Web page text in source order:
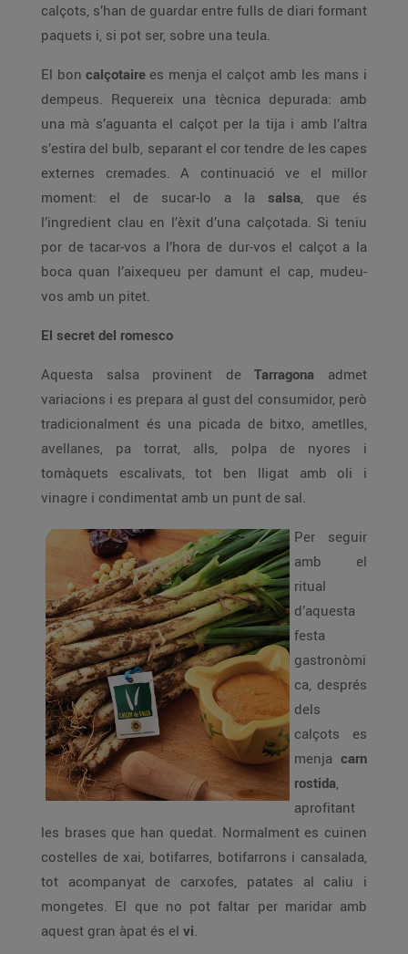
calçots, s’han de guardar entre fulls de diari formant
paquets i, si pot ser, sobre una teula.
El bon calçotaire es menja el calçot amb les mans i
dempeus. Requereix una tècnica depurada: amb
una mà s’aguanta el calçot per la tija i amb l’altra
s’estira del bulb, separant el cor tendre de les capes
externes cremades. A continuació ve el millor
moment: el de sucar-lo a la salsa, que és
l’ingredient clau en l’èxit d’una calçotada. Si teniu
por de tacar-vos a l’hora de dur-vos el calçot a la
boca quan l’aixequeu per damunt el cap, mudeu-
vos amb un pitet.
El secret del romesco
Aquesta salsa provinent de Tarragona admet
variacions i es prepara al gust del consumidor, però
tradicionalment és una picada de bitxo, ametlles,
avellanes, pa torrat, alls, polpa de nyores i
tomàquets escalivats, tot ben lligat amb oli i
vinagre i condimentat amb un punt de sal.
Per seguir
amb el
ritual
d’aquesta
festa
gastronòmi
ca, després
dels
calçots es
menja carn
rostida,
aprofitant
les brases que han quedat. Normalment es cuinen
costelles de xai, botifarres, botifarrons i cansalada,
tot acompanyat de carxofes, patates al caliu i
mongetes. El que no pot faltar per maridar amb
aquest gran àpat és el vi.